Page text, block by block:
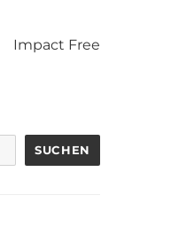
Impact Free
SUCHEN